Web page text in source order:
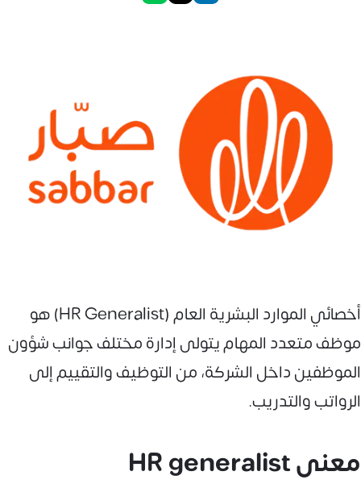
أخصائي الموارد البشرية العام (HR Generalist) هو
موظف متعدد المهام يتولى إدارة مختلف جوانب شؤون
الموظفين داخل الشركة، من التوظيف والتقييم إلى
الرواتب والتدريب.
معنى HR generalist